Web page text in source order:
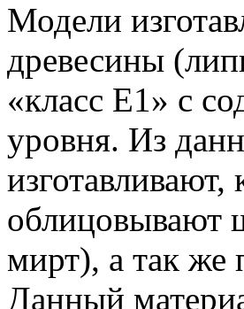
Модели
древесины
«класс Е1» с
уровня. Из
облицовывают
мирт), а так же
Данный